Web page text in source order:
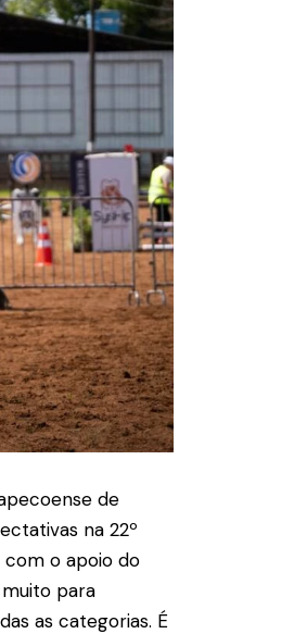
de
na 22º
com o apoio do
para
as categorias. É